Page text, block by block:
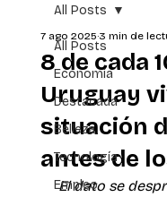
All Posts
Economía
Destacada
Belleza
Tecnología
Empleo
All Posts
8 de cada
Uruguay
situación
antes de
7 ago 20253 min de
El dato se